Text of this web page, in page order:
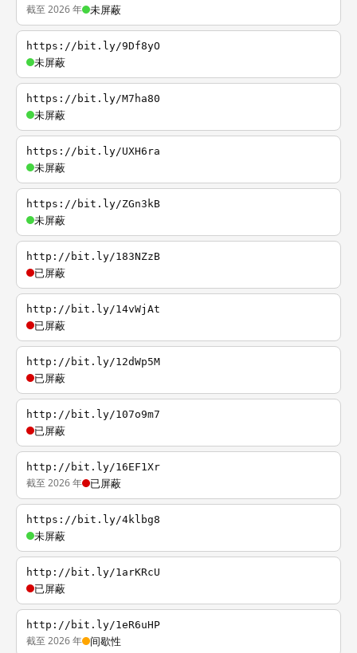
截至 2026 年 未屏蔽
https://bit.ly/9Df8yO
未屏蔽
https://bit.ly/M7ha80
未屏蔽
https://bit.ly/UXH6ra
未屏蔽
https://bit.ly/ZGn3kB
未屏蔽
http://bit.ly/183NZzB
已屏蔽
http://bit.ly/14vWjAt
已屏蔽
http://bit.ly/12dWp5M
已屏蔽
http://bit.ly/107o9m7
已屏蔽
http://bit.ly/16EF1Xr
截至 2026 年 已屏蔽
https://bit.ly/4klbg8
未屏蔽
http://bit.ly/1arKRcU
已屏蔽
http://bit.ly/1eR6uHP
截至 2026 年 间歇性